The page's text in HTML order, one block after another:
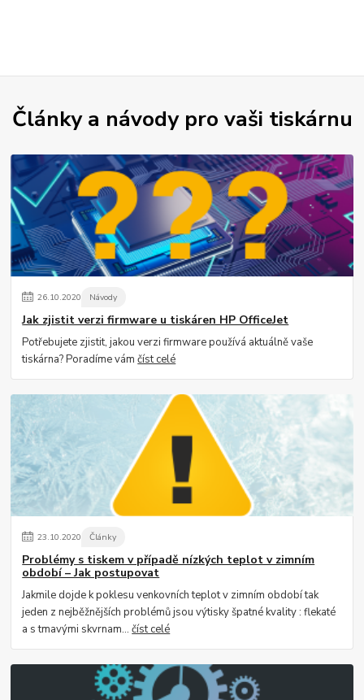
Články a návody pro vaši tiskárnu
26.10.2020 Návody
Jak zjistit verzi firmware u tiskáren HP OfficeJet
Potřebujete zjistit, jakou verzi firmware používá aktuálně vaše
tiskárna? Poradíme vámčíst celé
23.10.2020 Články
Problémy s tiskem v případě nízkých teplot v zimním
období – Jak postupovat
Jakmile dojde k poklesu venkovních teplot v zimním období tak
jeden z nejběžnějších problémů jsou výtisky špatné kvality : flekaté
a s tmavými skvrnam...číst celé